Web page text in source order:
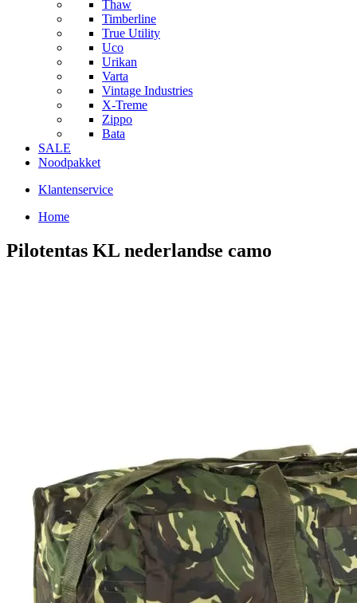
Thaw
Timberline
True Utility
Uco
Urikan
Varta
Vintage Industries
X-Treme
Zippo
Bata
SALE
Noodpakket
Klantenservice
Home
Pilotentas KL nederlandse camo